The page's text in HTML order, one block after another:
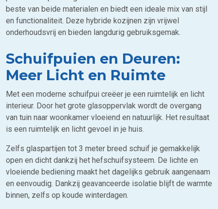
beste van beide materialen en biedt een ideale mix van stijl
en functionaliteit. Deze hybride kozijnen zijn vrijwel
onderhoudsvrij en bieden langdurig gebruiksgemak.
Schuifpuien en Deuren:
Meer Licht en Ruimte
Met een moderne schuifpui creëer je een ruimtelijk en licht
interieur. Door het grote glasoppervlak wordt de overgang
van tuin naar woonkamer vloeiend en natuurlijk. Het resultaat
is een ruimtelijk en licht gevoel in je huis.
Zelfs glaspartijen tot 3 meter breed schuif je gemakkelijk
open en dicht dankzij het hefschuifsysteem. De lichte en
vloeiende bediening maakt het dagelijks gebruik aangenaam
en eenvoudig. Dankzij geavanceerde isolatie blijft de warmte
binnen, zelfs op koude winterdagen.